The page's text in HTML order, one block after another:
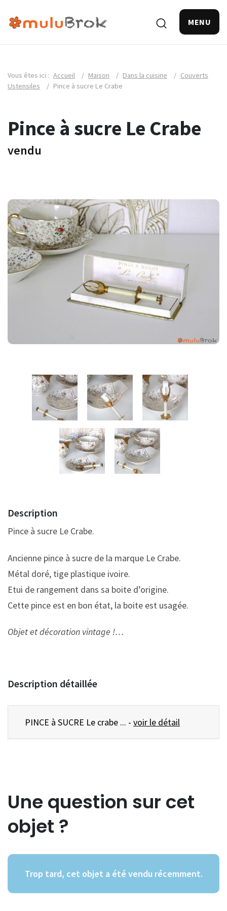
MENU
Vous êtes ici : Accueil / Maison / Dans la cuisine / Couverts
Ustensiles
/ Pince à sucre Le Crabe
Pince à sucre Le Crabe
vendu
Description
Pince à sucre Le Crabe.
Ancienne pince à sucre de la marque Le Crabe.
Métal doré, tige plastique ivoire.
Etui de rangement dans sa boite d’origine.
Cette pince est en bon état, la boite est usagée.
Objet et décoration vintage !…
Description détaillée
PINCE à SUCRE Le crabe ... - voir le détail
Une question sur cet
objet ?
Trop tard, cet objet a été vendu récemment.